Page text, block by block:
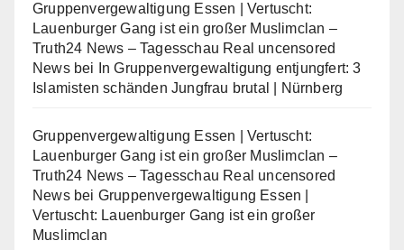
Gruppenvergewaltigung Essen | Vertuscht:
Lauenburger Gang ist ein großer Muslimclan –
Truth24 News – Tagesschau Real uncensored
Newsbei
In Gruppenvergewaltigung entjungfert: 3
Islamisten schänden Jungfrau brutal | Nürnberg
Gruppenvergewaltigung Essen | Vertuscht:
Lauenburger Gang ist ein großer Muslimclan –
Truth24 News – Tagesschau Real uncensored
Newsbei Gruppenvergewaltigung Essen |
Vertuscht: Lauenburger Gang ist ein großer
Muslimclan